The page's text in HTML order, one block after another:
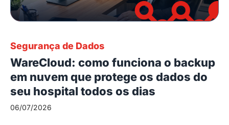
Segurança de Dados
WareCloud: como funciona o backup
em nuvem que protege os dados do
seu hospital todos os dias
06/07/2026